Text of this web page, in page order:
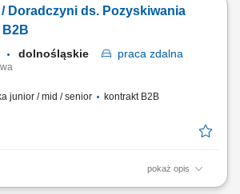
oraz szkoleń produktowych dla partnerów
pozyskiwanie nowych klientów (kliniki medycyny
/ Doradczyni ds. Pozyskiwania
B2B
dolnośląskie praca zdalna
junior / mid / senior
kontrakt B2B
pokaż opis
czekają: Aktywne pozyskiwanie nowych